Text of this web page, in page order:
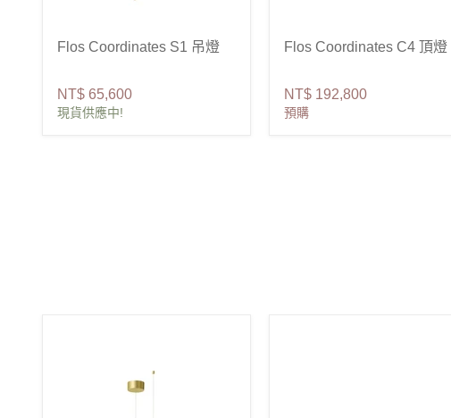
Flos Coordinates S1 吊燈
NT$ 65,600
現貨供應中!
Flos Coordinates C4 頂燈
NT$ 192,800
預購